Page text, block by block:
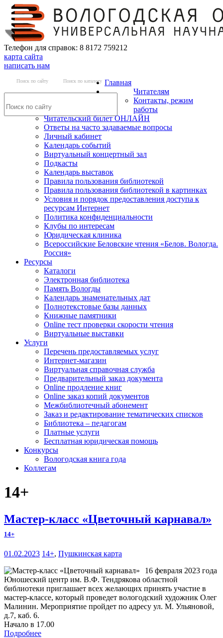
Телефон для справок: 8 8172 759212
карта сайта
написать нам
Поиск по сайту Поиск по каталогу Главная
Читателям
Контакты, режим
работы
Читательский билет ОНЛАЙН
Ответы на часто задаваемые вопросы
Личный кабинет
Календарь событий
Виртуальный концертный зал
Подкасты
Календарь выставок
Правила пользования библиотекой
Правила пользования библиотекой в картинках
Условия и порядок предоставления доступа к
ресурсам Интернет
Политика конфиденциальности
Клубы по интересам
Юридическая клиника
Всероссийские Беловские чтения «Белов. Вологда.
Россия»
Ресурсы
Каталоги
Электронная библиотека
Память Вологды
Календарь знаменательных дат
Полнотекстовые базы данных
Книжные памятники
Online тест проверки скорости чтения
Виртуальные выставки
Услуги
Перечень предоставляемых услуг
Интернет-магазин
Виртуальная справочная служба
Предварительный заказ документа
Online продление книг
Online заказ копий документов
Межбиблиотечный абонемент
Заказ и редактирование тематических списков
Библиотека – педагогам
Платные услуги
Бесплатная юридическая помощь
Конкурсы
Вологодская книга года
Коллегам
14+
Мастер-класс «Цветочный карнавал»
14+
01.02.2023 14+, Пушкинская карта
16 февраля 2023 года
Юношеский центр им. В.Ф. Тендрякова областной
библиотеки приглашает всех желающих принять участие в
мастер-классе, который проведет вологодский художник Олег
Малинин. Мероприятие пройдет по адресу ул. М. Ульяновой,
д.7, каб. 6.
Начало в 17.00
Подробнее